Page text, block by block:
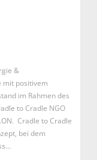
&
mit positivem
im Rahmen des
to Cradle NGO
Cradle to Cradle
bei dem